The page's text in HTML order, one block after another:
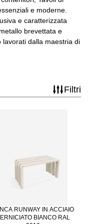
e moderne.
e caratterizzata
brevettata e
lavorati dalla maestria di
del metallo tutta la
personalizzata e
il tuo nuovo arredo.Filtri
RUNWAY IN ACCIAIO
BIANCO RAL